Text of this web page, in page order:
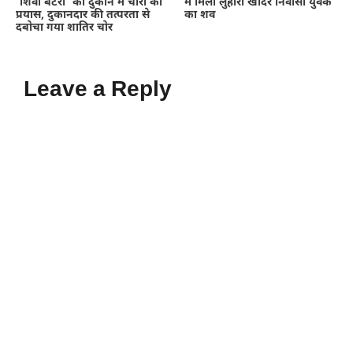
प्रयास, दुकानदार की तत्परता से
दबोचा गया शातिर चोर
का शव
Leave a Reply